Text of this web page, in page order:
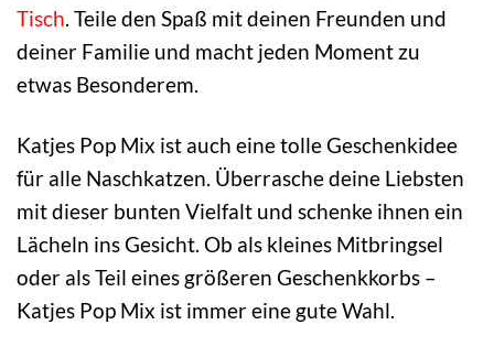
Tisch. Teile den Spaß mit deinen Freunden und
deiner Familie und macht jeden Moment zu
etwas Besonderem.
Katjes Pop Mix ist auch eine tolle Geschenkidee
für alle Naschkatzen. Überrasche deine Liebsten
mit dieser bunten Vielfalt und schenke ihnen ein
Lächeln ins Gesicht. Ob als kleines Mitbringsel
oder als Teil eines größeren Geschenkkorbs –
Katjes Pop Mix ist immer eine gute Wahl.